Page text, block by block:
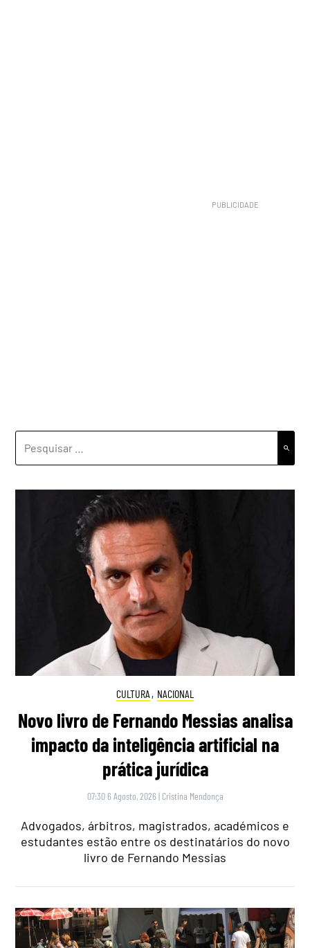
CULTURA , NACIONAL
Novo livro de Fernando Messias analisa
impacto da inteligência artificial na
prática jurídica
07:30 6 Agosto, 2026 | Cristina Mendonça
Advogados, árbitros, magistrados, académicos e
estudantes estão entre os destinatários do novo
livro de Fernando Messias